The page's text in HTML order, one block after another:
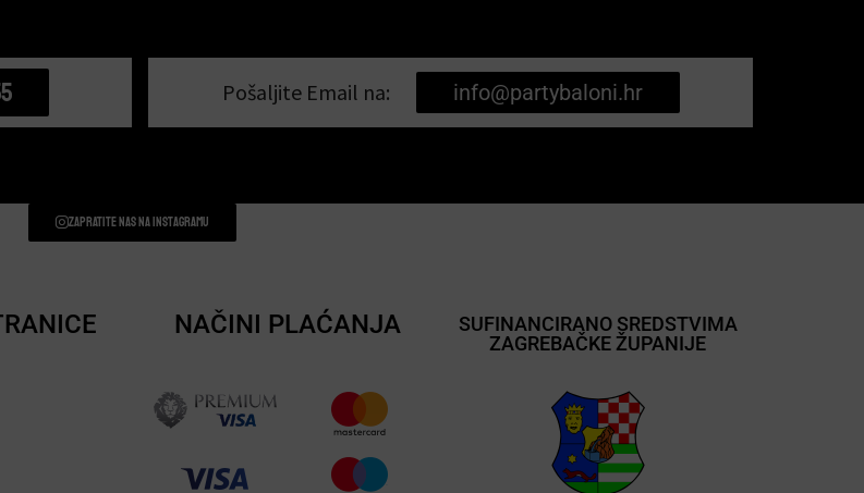
Pošaljite Email na: info@partybaloni.hr
Zapratite nas na instagramu
NAČINI PLAĆANJA
SUFINANCIRANO SREDSTVIMA
ZAGREBAČKE ŽUPANIJE